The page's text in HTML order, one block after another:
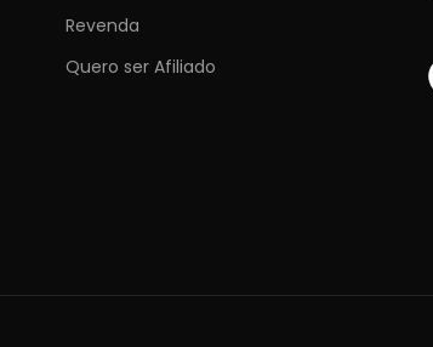
Revenda
Quero ser Afiliado